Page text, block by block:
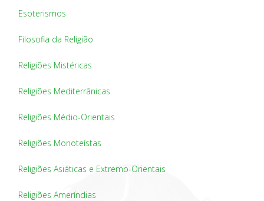
Esoterismos
Filosofia da Religião
Religiões Mistéricas
Religiões Mediterrânicas
Religiões Médio-Orientais
Religiões Monoteístas
Religiões Asiáticas e Extremo-Orientais
Religiões Ameríndias